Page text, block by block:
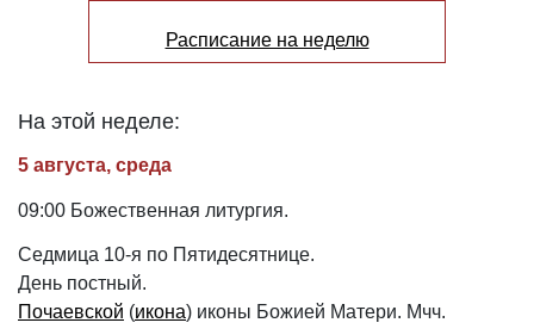
Расписание на неделю
На этой неделе:
5 августа, среда
09:00 Божественная литургия.
Седмица 10-я по Пятидесятнице.
День постный.
Почаевской (икона) иконы Божией Матери. Мчч.